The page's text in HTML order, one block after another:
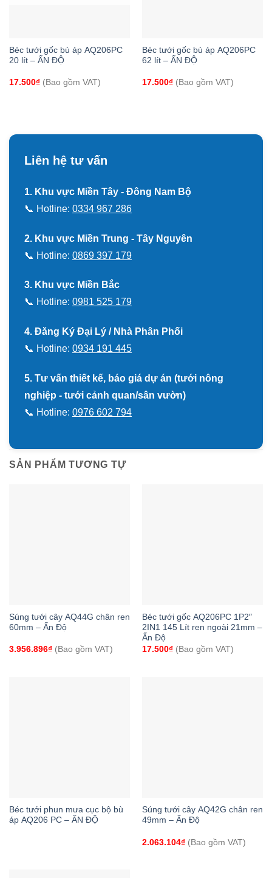
Béc tưới gốc bù áp AQ206PC
20 lít – ẤN ĐỘ
17.500₫(Bao gồm VAT)
Béc tưới gốc bù áp AQ206PC
62 lít – ẤN ĐỘ
17.500₫(Bao gồm VAT)
Liên hệ tư vấn
1. Khu vực Miền Tây - Đông Nam Bộ
📞 Hotline: 0334 967 286
2. Khu vực Miền Trung - Tây Nguyên
📞 Hotline: 0869 397 179
3. Khu vực Miền Bắc
📞 Hotline: 0981 525 179
4. Đăng Ký Đại Lý / Nhà Phân Phối
📞 Hotline: 0934 191 445
5. Tư vấn thiết kế, báo giá dự án (tưới nông
nghiệp - tưới cảnh quan/sân vườn)
📞 Hotline: 0976 602 794
SẢN PHẨM TƯƠNG TỰ
Súng tưới cây AQ44G chân ren
60mm – Ấn Độ
3.956.896₫(Bao gồm VAT)
Béc tưới gốc AQ206PC 1P2″
2IN1 145 Lít ren ngoài 21mm –
Ấn Độ
17.500₫(Bao gồm VAT)
Béc tưới phun mưa cục bộ bù
áp AQ206 PC – ẤN ĐỘ
Súng tưới cây AQ42G chân ren
49mm – Ấn Độ
2.063.104₫(Bao gồm VAT)